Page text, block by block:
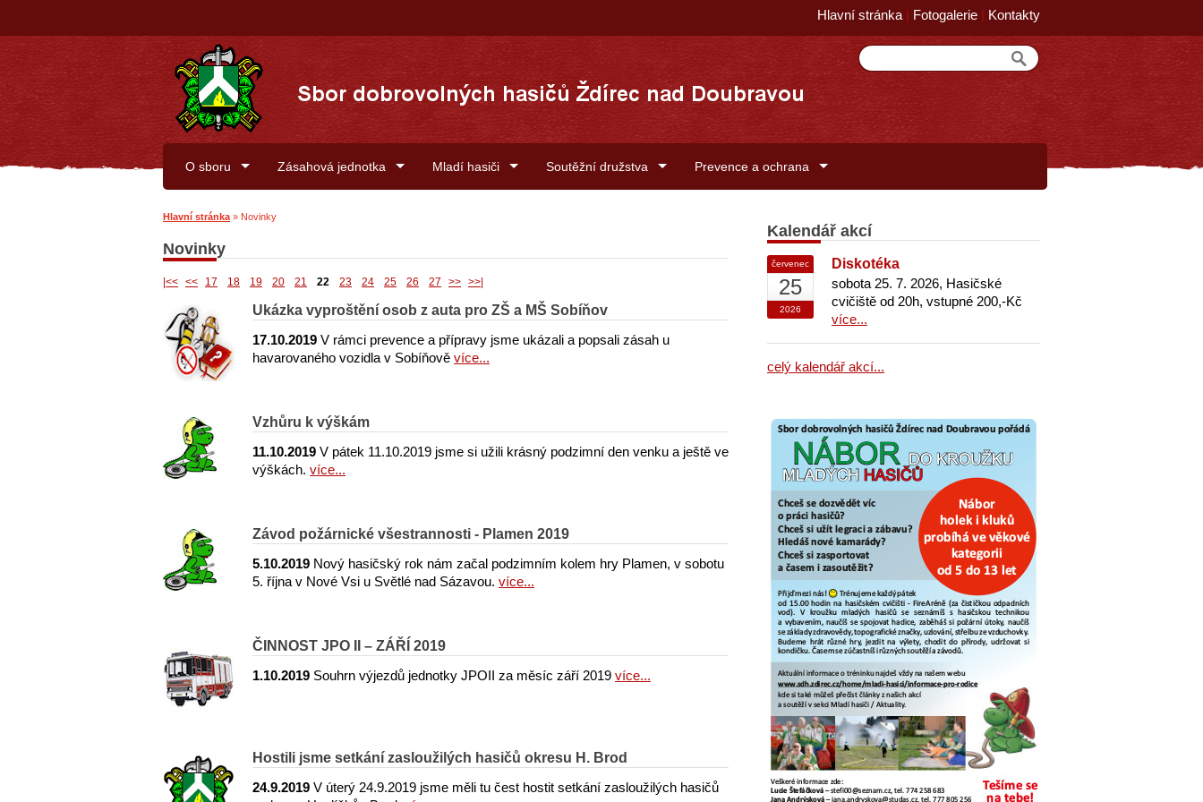
Hlavní stránka | Fotogalerie | Kontakty
O sboru Zásahová jednotka Mladí hasiči Soutěžní družstva Prevence a ochrana
Hlavní stránka » Novinky
Novinky
|<< << 17 18 19 20 21 22 23 24 25 26 27 >> >>|
Ukázka vyproštění osob z auta pro ZŠ a MŠ Sobíňov
17.10.2019 V rámci prevence a přípravy jsme ukázali a popsali zásah u
havarovaného vozidla v Sobíňově více...
Vzhůru k výškám
11.10.2019 V pátek 11.10.2019 jsme si užili krásný podzimní den venku a ještě ve
výškách. více...
Závod požárnické všestrannosti - Plamen 2019
5.10.2019 Nový hasičský rok nám začal podzimním kolem hry Plamen, v sobotu
5. října v Nové Vsi u Světlé nad Sázavou. více...
ČINNOST JPO II – ZÁŘÍ 2019
1.10.2019 Souhrn výjezdů jednotky JPOII za měsíc září 2019 více...
Hostili jsme setkání zasloužilých hasičů okresu H. Brod
24.9.2019 V úterý 24.9.2019 jsme měli tu čest hostit setkání zasloužilých hasičů
Kalendář akcí
červenec
25
2026
Diskotéka
sobota 25. 7. 2026, Hasičské
cvičiště od 20h, vstupné 200,-Kč
více...
celý kalendář akcí...